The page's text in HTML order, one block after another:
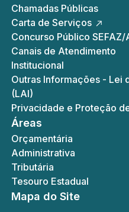
Chamadas Públicas
Carta de Serviços
Concurso Público
Canais de Atendimento
Institucional
Outras Informações - Lei
(LAI)
Privacidade e Proteção
Áreas
Orçamentária
Administrativa
Tributária
Tesouro Estadual
Mapa do Site